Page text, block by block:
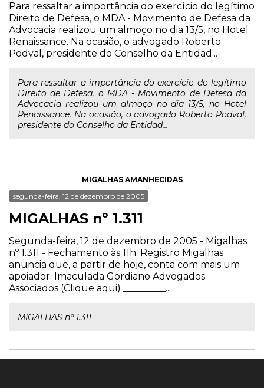
Para ressaltar a importância do exercício do legítimo
Direito de Defesa, o MDA - Movimento de Defesa da
Advocacia realizou um almoço no dia 13/5, no Hotel
Renaissance. Na ocasião, o advogado Roberto
Podval, presidente do Conselho da Entidad...
Para ressaltar a importância do exercício do legítimo
Direito de Defesa, o MDA - Movimento de Defesa da
Advocacia realizou um almoço no dia 13/5, no Hotel
Renaissance. Na ocasião, o advogado Roberto Podval,
presidente do Conselho da Entidad...
MIGALHAS AMANHECIDAS
segunda-feira, 12 de dezembro de 2005
MIGALHAS nº 1.311
Segunda-feira, 12 de dezembro de 2005 - Migalhas
nº 1.311 - Fechamento às 11h. Registro Migalhas
anuncia que, a partir de hoje, conta com mais um
apoiador: Imaculada Gordiano Advogados
Associados (Clique aqui) _________...
MIGALHAS nº 1.311